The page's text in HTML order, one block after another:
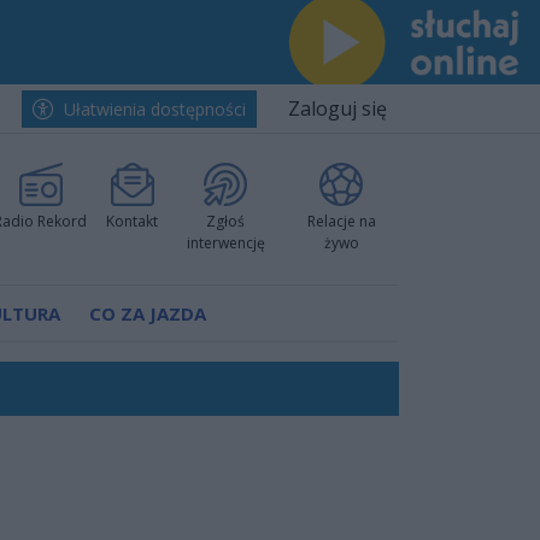
Ułatwienia dostępności Zaloguj się
Rekord Kontakt
Zgłoś
interwencję
Relacje na
żywo
CO ZA JAZDA